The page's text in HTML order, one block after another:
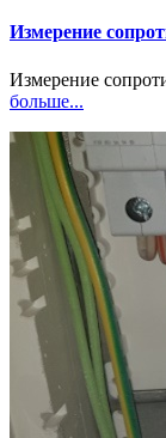
Измерение
Измерение
больше...